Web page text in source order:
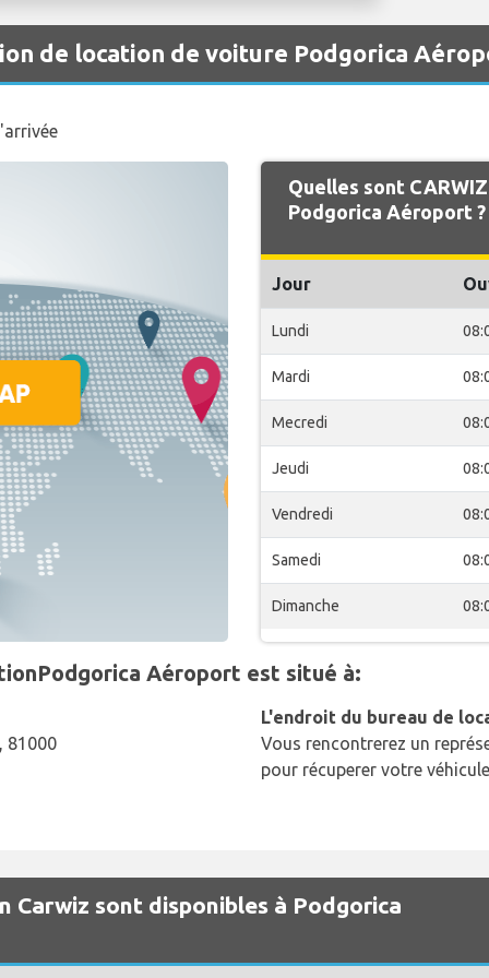
de location de voiture Podgorica
Quelles sont
Podgorica Aéroport ?
Jour
Lundi
Mardi
Mecredi
Jeudi
Vendredi
Samedi
Dimanche
Aéroport est situé à:
81000
L'endroit du bureau de
Vous rencontrerez un
pour récuperer votre
Carwiz sont disponibles à Podgorica